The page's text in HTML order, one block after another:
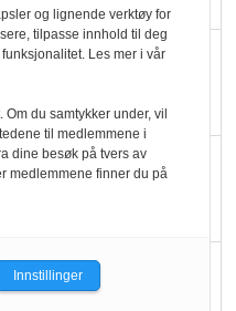
men fulle
mat i butikken
og lignende verktøy for
tilpasse innhold til deg
Les mer i vår
du samtykker under, vil
til medlemmene i
dine besøk på tvers av
medlemmene finner du på
Innstillinger